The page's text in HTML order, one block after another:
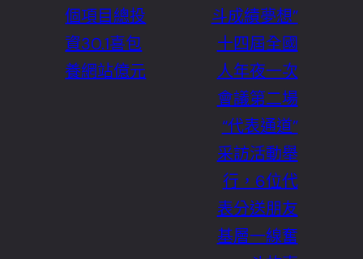
個項目總投
資30.1喜包
養網站億元
斗成績夢想”
十四屆全國
人年夜一次
會議第二場
“代表通道”
采訪活動舉
行，6位代
表分送朋友
基層一線奮